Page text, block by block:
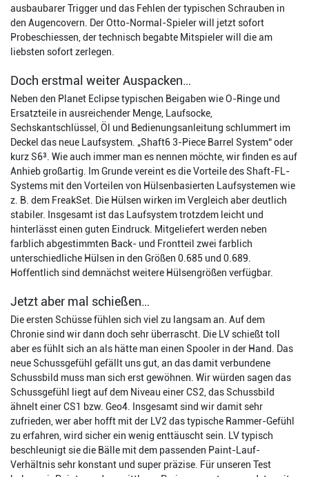
ausbaubarer Trigger und das Fehlen der typischen Schrauben in
den Augencovern. Der Otto-Normal-Spieler will jetzt sofort
Probeschiessen, der technisch begabte Mitspieler will die am
liebsten sofort zerlegen.
Doch erstmal weiter Auspacken…
Neben den Planet Eclipse typischen Beigaben wie O-Ringe und
Ersatzteile in ausreichender Menge, Laufsocke,
Sechskantschlüssel, Öl und Bedienungsanleitung schlummert im
Deckel das neue Laufsystem. „Shaft6 3-Piece Barrel System“ oder
kurz S6³. Wie auch immer man es nennen möchte, wir finden es auf
Anhieb großartig. Im Grunde vereint es die Vorteile des Shaft-FL-
Systems mit den Vorteilen von Hülsenbasierten Laufsystemen wie
z. B. dem FreakSet. Die Hülsen wirken im Vergleich aber deutlich
stabiler. Insgesamt ist das Laufsystem trotzdem leicht und
hinterlässt einen guten Eindruck. Mitgeliefert werden neben
farblich abgestimmten Back- und Frontteil zwei farblich
unterschiedliche Hülsen in den Größen 0.685 und 0.689.
Hoffentlich sind demnächst weitere Hülsengrößen verfügbar.
Jetzt aber mal schießen…
Die ersten Schüsse fühlen sich viel zu langsam an. Auf dem
Chronie sind wir dann doch sehr überrascht. Die LV schießt toll
aber es fühlt sich an als hätte man einen Spooler in der Hand. Das
neue Schussgefühl gefällt uns gut, an das damit verbundene
Schussbild muss man sich erst gewöhnen. Wir würden sagen das
Schussgefühl liegt auf dem Niveau einer CS2, das Schussbild
ähnelt einer CS1 bzw. Geo4. Insgesamt sind wir damit sehr
zufrieden, wer aber hofft mit der LV2 das typische Rammer-Gefühl
zu erfahren, wird sicher ein wenig enttäuscht sein. LV typisch
beschleunigt sie die Bälle mit dem passenden Paint-Lauf-
Verhältnis sehr konstant und super präzise. Für unseren Test